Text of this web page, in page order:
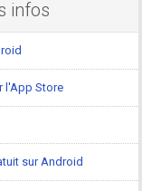
infos
l'App Store
sur Android